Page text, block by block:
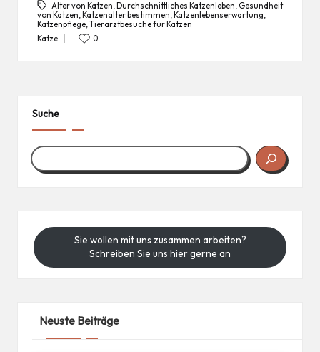
Tags:
Alter von Katzen, Durchschnittliches Katzenleben, Gesundheit
von Katzen, Katzenalter bestimmen, Katzenlebenserwartung,
Katzenpflege,Tierarztbesuche für Katzen
Posted
Katze 0
Suche
Sie wollen mit uns zusammen arbeiten?
Schreiben Sie uns hier gerne an
Neuste Beiträge